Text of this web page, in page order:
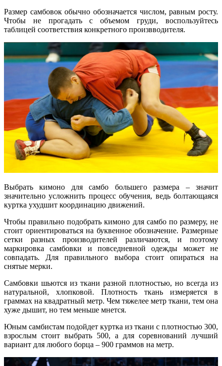
Размер самбовок обычно обозначается числом, равным росту.
Чтобы не прогадать с объемом груди, воспользуйтесь
таблицей соответствия конкретного произвводителя.
Выбрать кимоно для самбо большего размера – значит
значительно усложнить процесс обучения, ведь болтающаяся
куртка ухудшит координацию движений.
Чтобы правильно подобрать кимоно для самбо по размеру, не
стоит ориентироваться на буквенное обозначение. Размерные
сетки разных производителей различаются, и поэтому
маркировка самбовки и повседневной одежды может не
совпадать. Для правильного выбора стоит опираться на
снятые мерки.
Самбовки шьются из ткани разной плотностью, но всегда из
натуральной, хлопковой. Плотность ткань измеряется в
граммах на квадратный метр. Чем тяжелее метр ткани, тем она
хуже дышит, но тем меньше мнется.
Юным самбистам подойдет куртка из ткани с плотностью 300,
взрослым стоит выбрать 500, а для соревнований лучший
вариант для любого борца – 900 граммов на метр.